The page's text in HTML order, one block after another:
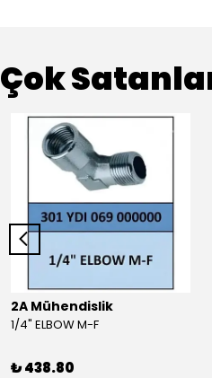
Çok
2A Mühendislik
1/4" ELBOW M-F
₺ 438.80